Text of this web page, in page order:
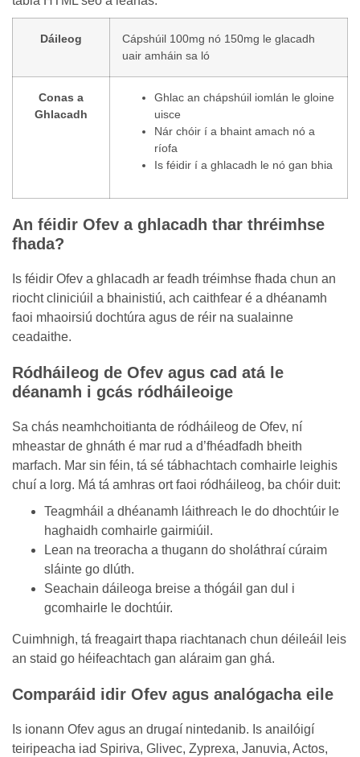
Dáileog
Cápshúil 100mg nó 150mg le glacadh
uair amháin sa ló
Conas a
Ghlacadh
Ghlac an chápshúil iomlán le gloine
uisce
Nár chóir í a bhaint amach nó a
ríofa
Is féidir í a ghlacadh le nó gan bhia
An féidir Ofev a ghlacadh thar thréimhse
fhada?
Is féidir Ofev a ghlacadh ar feadh tréimhse fhada chun an
riocht cliniciúil a bhainistiú, ach caithfear é a dhéanamh
faoi mhaoirsiú dochtúra agus de réir na sualainne
ceadaithe.
Ródháileog de Ofev agus cad atá le
déanamh i gcás ródháileoige
Sa chás neamhchoitianta de ródháileog de Ofev, ní
mheastar de ghnáth é mar rud a d’fhéadfadh bheith
marfach. Mar sin féin, tá sé tábhachtach comhairle leighis
chuí a lorg. Má tá amhras ort faoi ródháileog, ba chóir duit:
Teagmháil a dhéanamh láithreach le do dhochtúir le
haghaidh comhairle gairmiúil.
Lean na treoracha a thugann do sholáthraí cúraim
sláinte go dlúth.
Seachain dáileoga breise a thógáil gan dul i
gcomhairle le dochtúir.
Cuimhnigh, tá freagairt thapa riachtanach chun déileáil leis
an staid go héifeachtach gan aláraim gan ghá.
Comparáid idir Ofev agus analógacha eile
Is ionann Ofev agus an drugaí nintedanib. Is anailóigí
teiripeacha iad Spiriva, Glivec, Zyprexa, Januvia, Actos,